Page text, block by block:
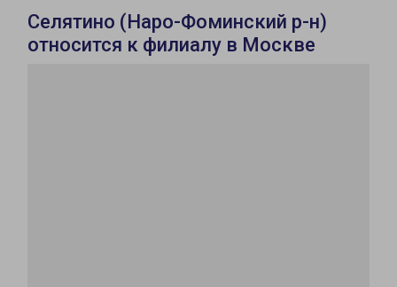
Селятино (Наро-Фоминский р-н)
относится к филиалу в Москве